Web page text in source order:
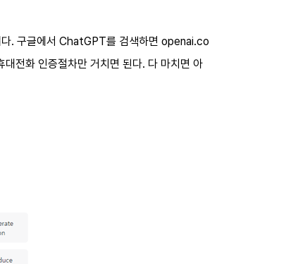
다. 구글에서 ChatGPT를 검색하면 openai.co
전화 인증절차만 거치면 된다. 다 마치면 아